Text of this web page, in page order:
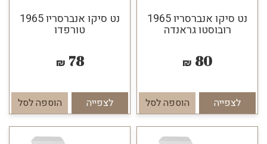
נט סיקו אנברסריו 1965
רובוסטו גראנדה
80
₪
לצפייה הוספה לסל
נט סיקו אנברסריו 1965
טורפדו
78
₪
לצפייה הוספה לסל